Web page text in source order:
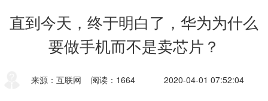
直到今天，终于明白了，华为为什么
要做手机而不是卖芯片？
来源：互联网 阅读：1664 2020-04-01 07:52:04